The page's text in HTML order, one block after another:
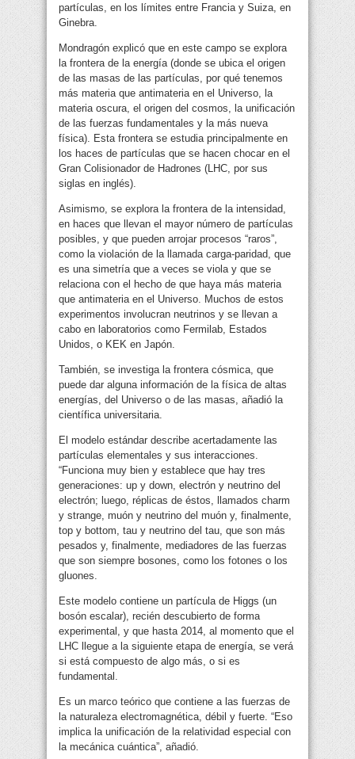
partículas, en los límites entre Francia y Suiza, en
Ginebra.
Mondragón explicó que en este campo se explora
la frontera de la energía (donde se ubica el origen
de las masas de las partículas, por qué tenemos
más materia que antimateria en el Universo, la
materia oscura, el origen del cosmos, la unificación
de las fuerzas fundamentales y la más nueva
física). Esta frontera se estudia principalmente en
los haces de partículas que se hacen chocar en el
Gran Colisionador de Hadrones (LHC, por sus
siglas en inglés).
Asimismo, se explora la frontera de la intensidad,
en haces que llevan el mayor número de partículas
posibles, y que pueden arrojar procesos “raros”,
como la violación de la llamada carga-paridad, que
es una simetría que a veces se viola y que se
relaciona con el hecho de que haya más materia
que antimateria en el Universo. Muchos de estos
experimentos involucran neutrinos y se llevan a
cabo en laboratorios como Fermilab, Estados
Unidos, o KEK en Japón.
También, se investiga la frontera cósmica, que
puede dar alguna información de la física de altas
energías, del Universo o de las masas, añadió la
científica universitaria.
El modelo estándar describe acertadamente las
partículas elementales y sus interacciones.
“Funciona muy bien y establece que hay tres
generaciones: up y down, electrón y neutrino del
electrón; luego, réplicas de éstos, llamados charm
y strange, muón y neutrino del muón y, finalmente,
top y bottom, tau y neutrino del tau, que son más
pesados y, finalmente, mediadores de las fuerzas
que son siempre bosones, como los fotones o los
gluones.
Este modelo contiene un partícula de Higgs (un
bosón escalar), recién descubierto de forma
experimental, y que hasta 2014, al momento que el
LHC llegue a la siguiente etapa de energía, se verá
si está compuesto de algo más, o si es
fundamental.
Es un marco teórico que contiene a las fuerzas de
la naturaleza electromagnética, débil y fuerte. “Eso
implica la unificación de la relatividad especial con
la mecánica cuántica”, añadió.